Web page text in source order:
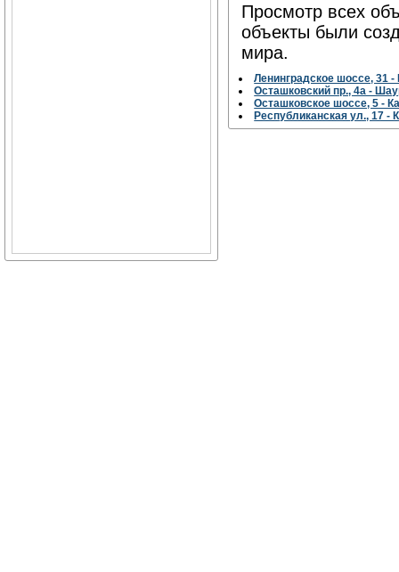
Просмотр всех
объекты были
мира.
Ленинградское шоссе, 31
Осташковский пр., 4а -
Осташковское шоссе, 5 -
Республиканская ул., 17